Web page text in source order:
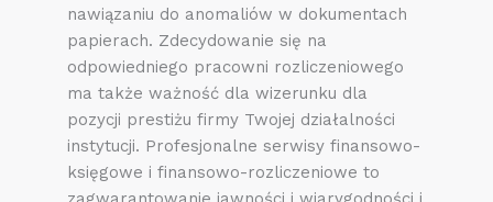
nawiązaniu do anomaliów w dokumentach
papierach. Zdecydowanie się na
odpowiedniego pracowni rozliczeniowego
ma także ważność dla wizerunku dla
pozycji prestiżu firmy Twojej działalności
instytucji. Profesjonalne serwisy finansowo-
księgowe i finansowo-rozliczeniowe to